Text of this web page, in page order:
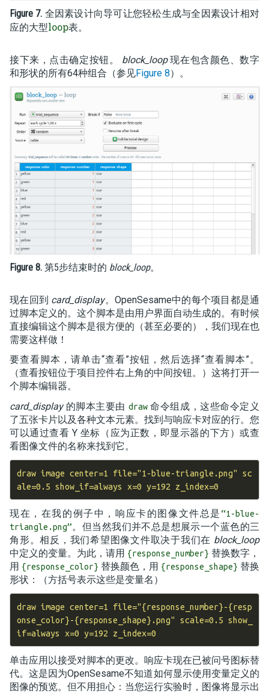
Figure 7. 全因素设计向导可让您轻松生成与全因素设计相对
应的大型loop表。
接下来，点击确定按钮。 block_loop现在包含颜色、数字
和形状的所有64种组合（参见Figure 8）。
Figure 8. 第5步结束时的 block_loop。
现在回到 card_display。OpenSesame中的每个项目都是通
过脚本定义的。这个脚本是由用户界面自动生成的。有时候
直接编辑这个脚本是很方便的（甚至必要的），我们现在也
需要这样做！
要查看脚本，请单击“查看”按钮，然后选择“查看脚本”。
（查看按钮位于项目控件右上角的中间按钮。）这将打开一
个脚本编辑器。
card_display的脚本主要由 draw命令组成，这些命令定义
了五张卡片以及各种文本元素。找到与响应卡对应的行。您
可以通过查看 Y 坐标（应为正数，即显示器的下方）或查
看图像文件的名称来找到它。
draw image center=1 file="1-blue-triangle.png" sc
现在，在我的例子中，响应卡的图像文件总是 “1-blue-
triangle.png”。但当然我们并不总是想展示一个蓝色的三
角形。相反，我们希望图像文件取决于我们在 block_loop
中定义的变量。为此，请用 {response_number} 替换数字，
用 {response_color} 替换颜色，用 {response_shape} 替换
形状：（方括号表示这些是变量名）
draw image center=1 file="{response_number}-{resp
onse_color}-{response_shape}.png" scale=0.5 show_
单击应用以接受对脚本的更改。响应卡现在已被问号图标替
代。这是因为OpenSesame不知道如何显示使用变量定义的
图像的预览。但不用担心：当您运行实验时，图像将显示出